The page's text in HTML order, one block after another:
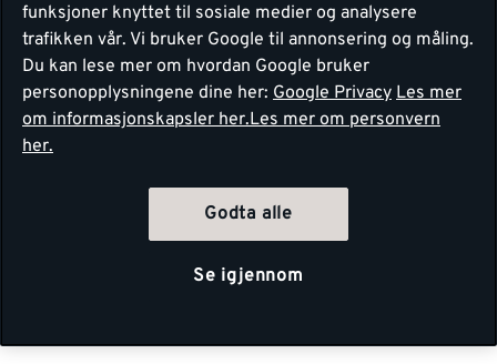
funksjoner knyttet til sosiale medier og analysere
trafikken vår. Vi bruker Google til annonsering og måling.
Du kan lese mer om hvordan Google bruker
personopplysningene dine her: Google Privacy Les mer
om informasjonskapsler her.Les mer om personvern
her.
Godta alle
Se igjennom